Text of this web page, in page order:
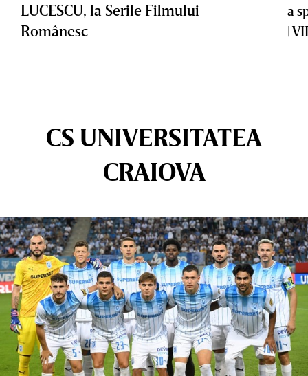
LUCESCU, la Serile Filmului
Românesc
a
|
CS UNIVERSITATEA
CRAIOVA